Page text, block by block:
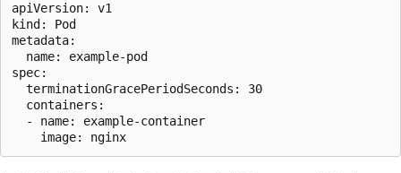
apiVersion: v1
kind: Pod
metadata:
  name: example-pod
spec:
  terminationGracePeriodSeconds: 30
  containers:
  - name: example-container